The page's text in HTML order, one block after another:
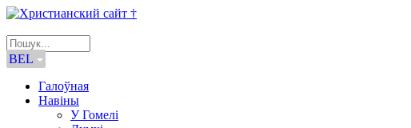
BEL
Галоўная
Навіны
У Гомелі